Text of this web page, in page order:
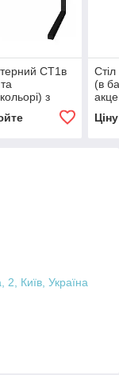
СТ1в
з
(в
Київ, Україна